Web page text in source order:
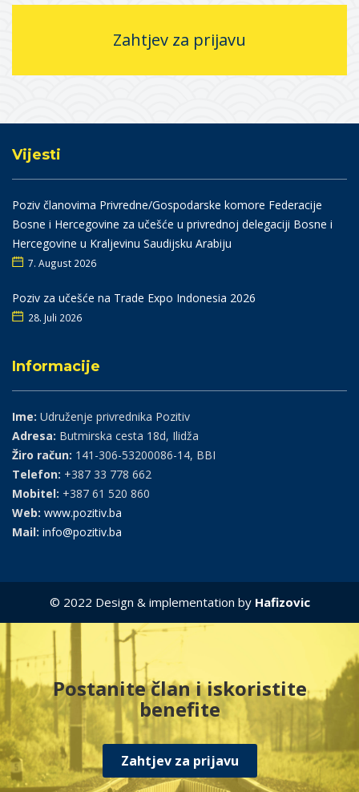
Zahtjev za prijavu
Vijesti
Poziv članovima Privredne/Gospodarske komore Federacije
Bosne i Hercegovine za učešće u privrednoj delegaciji Bosne i
Hercegovine u Kraljevinu Saudijsku Arabiju
7. August 2026
Poziv za učešće na Trade Expo Indonesia 2026
28. Juli 2026
Informacije
Ime: Udruženje privrednika Pozitiv
Adresa: Butmirska cesta 18d, Ilidža
Žiro račun: 141-306-53200086-14, BBI
Telefon: +387 33 778 662
Mobitel: +387 61 520 860
Web: www.pozitiv.ba
Mail: info@pozitiv.ba
© 2022 Design & implementation by Hafizovic
Postanite član i iskoristite
benefite
Zahtjev za prijavu